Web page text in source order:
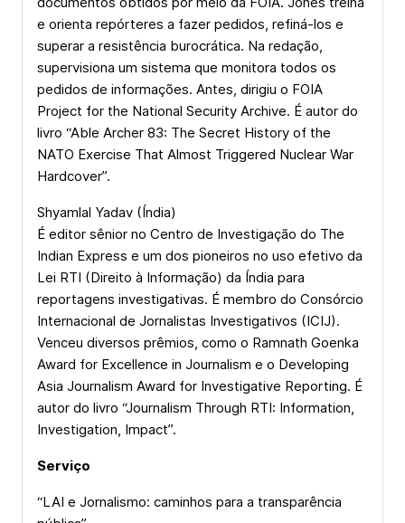
e orienta repórteres a fazer pedidos, refiná-los e
superar a resistência burocrática. Na redação,
supervisiona um sistema que monitora todos os
pedidos de informações. Antes, dirigiu o FOIA
Project for the National Security Archive. É autor do
livro “Able Archer 83: The Secret History of the
NATO Exercise That Almost Triggered Nuclear War
Hardcover”.
Shyamlal Yadav (Índia)
É editor sênior no Centro de Investigação do The
Indian Express e um dos pioneiros no uso efetivo da
Lei RTI (Direito à Informação) da Índia para
reportagens investigativas. É membro do Consórcio
Internacional de Jornalistas Investigativos (ICIJ).
Venceu diversos prêmios, como o Ramnath Goenka
Award for Excellence in Journalism e o Developing
Asia Journalism Award for Investigative Reporting. É
autor do livro “Journalism Through RTI: Information,
Investigation, Impact”.
Serviço
“LAI e Jornalismo: caminhos para a transparência